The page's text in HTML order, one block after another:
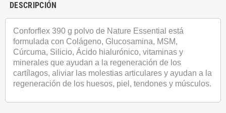
DESCRIPCIÓN
Conforflex 390 g polvo de Nature Essential está
formulada con Colágeno, Glucosamina, MSM,
Cúrcuma, Silicio, Ácido hialurónico, vitaminas y
minerales que ayudan a la regeneración de los
cartílagos, aliviar las molestias articulares y ayudan a la
regeneración de los huesos, piel, tendones y músculos.